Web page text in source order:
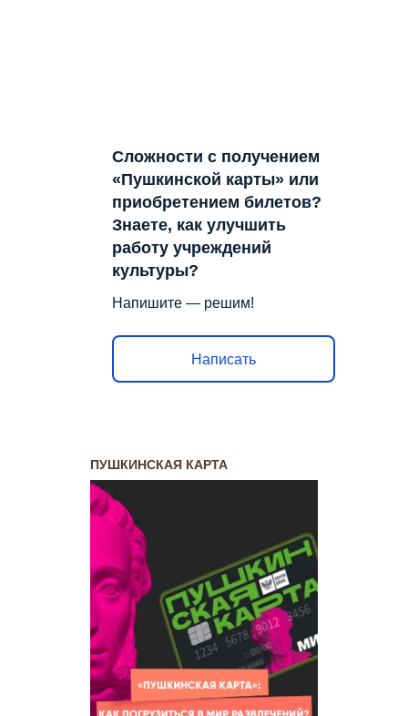
Сложности с получением
«Пушкинской карты» или
приобретением билетов?
Знаете, как улучшить
работу учреждений
культуры?
Напишите — решим!
Написать
ПУШКИНСКАЯ КАРТА